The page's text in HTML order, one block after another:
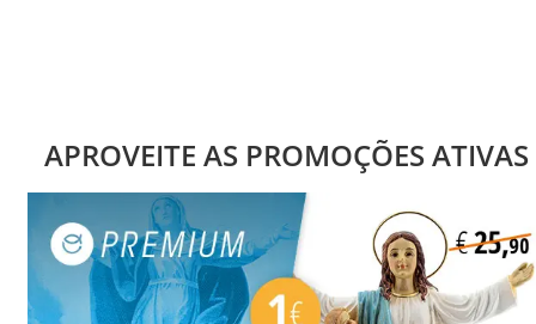
APROVEITE AS PROMOÇÕES ATIVAS